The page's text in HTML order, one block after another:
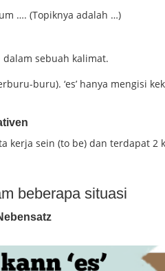
…. (Topiknya adalah …)
dalam sebuah kalimat.
buru). ‘es’ hanya mengisi
kerja sein (to be) dan terdapat 2
beberapa situasi